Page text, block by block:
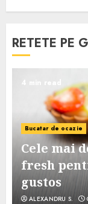
RETETE PE
4 min read
Bucatar de ocazie
Cele mai
fresh
gustos
ALEXANDRU S.